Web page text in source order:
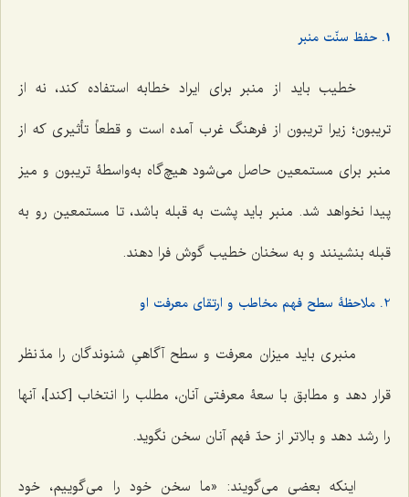
1. حفظ سنّت منبر
خطیب باید از منبر برای ایراد خطابه استفاده کند، نه از
تریبون؛ زیرا تریبون از فرهنگ غرب آمده است و قطعاً تأثیری که از
منبر برای مستمعین حاصل می‌شود هیچ‌گاه به‌واسطۀ تریبون و میز
پیدا نخواهد شد. منبر باید پشت به قبله باشد، تا مستمعین رو به
قبله بنشینند و به سخنان خطیب گوش فرا دهند.
2. ملاحظۀ سطح فهم مخاطب و ارتقای معرفت او
منبری باید میزان معرفت و سطح آگاهیِ شنوندگان را مدّ نظر
قرار دهد و مطابق با سعۀ معرفتی آنان، مطلب را انتخاب [کند]، آنها
را رشد دهد و بالاتر از حدّ فهم آنان سخن نگوید.
اینکه بعضی می‌گویند: «ما سخن خود را می‌گوییم، خود